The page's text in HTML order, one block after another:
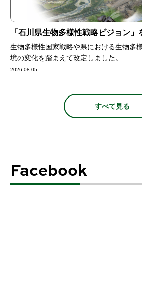
「石川県生物多様性戦略ビジョン」
生物多様性国家戦略や県における生物多
境の変化を踏まえて改定しました。
2026.08.05
すべて見る
Facebook